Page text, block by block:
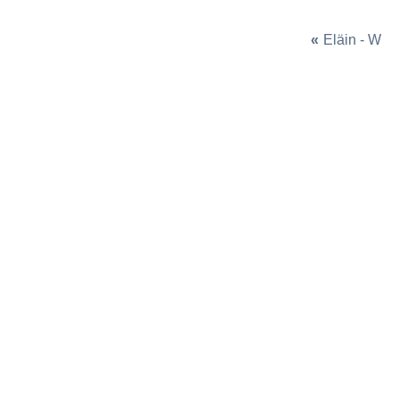
« Eläin - W